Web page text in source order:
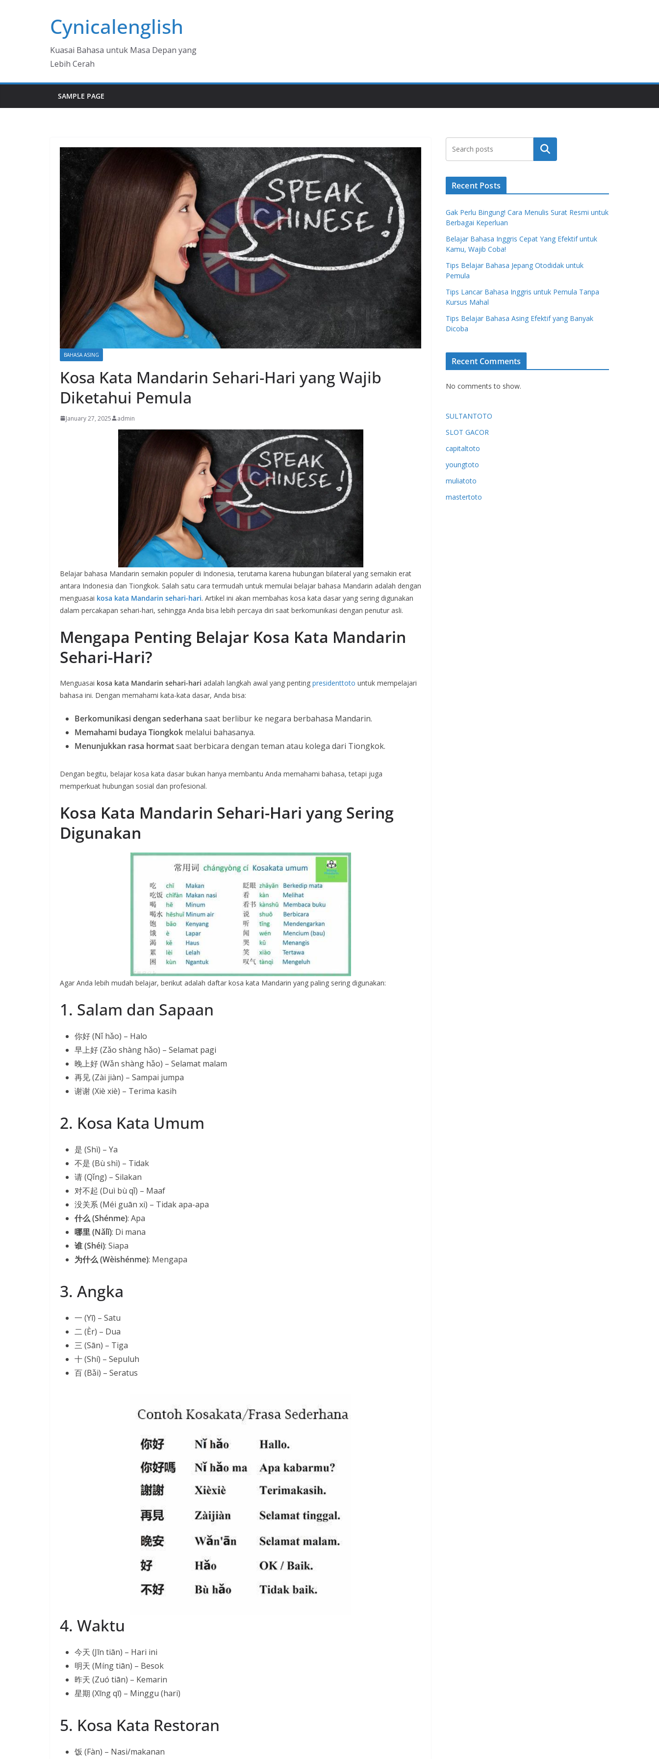
Cynicalenglish
Kuasai Bahasa untuk Masa Depan yang
Lebih Cerah
SAMPLE PAGE
BAHASA ASING
Kosa Kata Mandarin Sehari-Hari yang Wajib
Diketahui Pemula
January 27, 2025 admin
Belajar bahasa Mandarin semakin populer di Indonesia, terutama karena hubungan bilateral yang semakin erat
antara Indonesia dan Tiongkok. Salah satu cara termudah untuk memulai belajar bahasa Mandarin adalah dengan
menguasai kosa kata Mandarin sehari-hari. Artikel ini akan membahas kosa kata dasar yang sering digunakan
dalam percakapan sehari-hari, sehingga Anda bisa lebih percaya diri saat berkomunikasi dengan penutur asli.
Mengapa Penting Belajar Kosa Kata Mandarin
Sehari-Hari?
Menguasai kosa kata Mandarin sehari-hari adalah langkah awal yang penting presidenttoto untuk mempelajari
bahasa ini. Dengan memahami kata-kata dasar, Anda bisa:
Berkomunikasi dengan sederhana saat berlibur ke negara berbahasa Mandarin.
Memahami budaya Tiongkok melalui bahasanya.
Menunjukkan rasa hormatsaat berbicara dengan teman atau kolega dari Tiongkok.
Dengan begitu, belajar kosa kata dasar bukan hanya membantu Anda memahami bahasa, tetapi juga
memperkuat hubungan sosial dan profesional.
Kosa Kata Mandarin Sehari-Hari yang Sering
Digunakan
Agar Anda lebih mudah belajar, berikut adalah daftar kosa kata Mandarin yang paling sering digunakan:
1. Salam dan Sapaan
你好 (Nǐ hǎo) – Halo
早上好 (Zǎo shàng hǎo) – Selamat pagi
晚上好 (Wǎn shàng hǎo) – Selamat malam
再见 (Zài jiàn) – Sampai jumpa
谢谢 (Xiè xiè) – Terima kasih
2. Kosa Kata Umum
是 (Shì) – Ya
不是 (Bù shì) – Tidak
请 (Qǐng) – Silakan
对不起 (Duì bù qǐ) – Maaf
没关系 (Méi guān xi) – Tidak apa-apa
什么 (Shénme): Apa
哪里 (Nǎlǐ): Di mana
谁 (Shéi): Siapa
为什么 (Wèishénme): Mengapa
3. Angka
一 (Yī) – Satu
二 (Èr) – Dua
三 (Sān) – Tiga
十 (Shí) – Sepuluh
百 (Bǎi) – Seratus
4. Waktu
今天 (Jīn tiān) – Hari ini
明天 (Míng tiān) – Besok
昨天 (Zuó tiān) – Kemarin
星期 (Xīng qī) – Minggu (hari)
5. Kosa Kata Restoran
饭 (Fàn) – Nasi/makanan
Search
Recent Posts
Gak Perlu Bingung! Cara Menulis Surat Resmi untuk
Berbagai Keperluan
Belajar Bahasa Inggris Cepat Yang Efektif untuk
Kamu, Wajib Coba!
Tips Belajar Bahasa Jepang Otodidak untuk
Pemula
Tips Lancar Bahasa Inggris untuk Pemula Tanpa
Kursus Mahal
Tips Belajar Bahasa Asing Efektif yang Banyak
Dicoba
Recent Comments
No comments to show.
SULTANTOTO
SLOT GACOR
capitaltoto
youngtoto
muliatoto
mastertoto